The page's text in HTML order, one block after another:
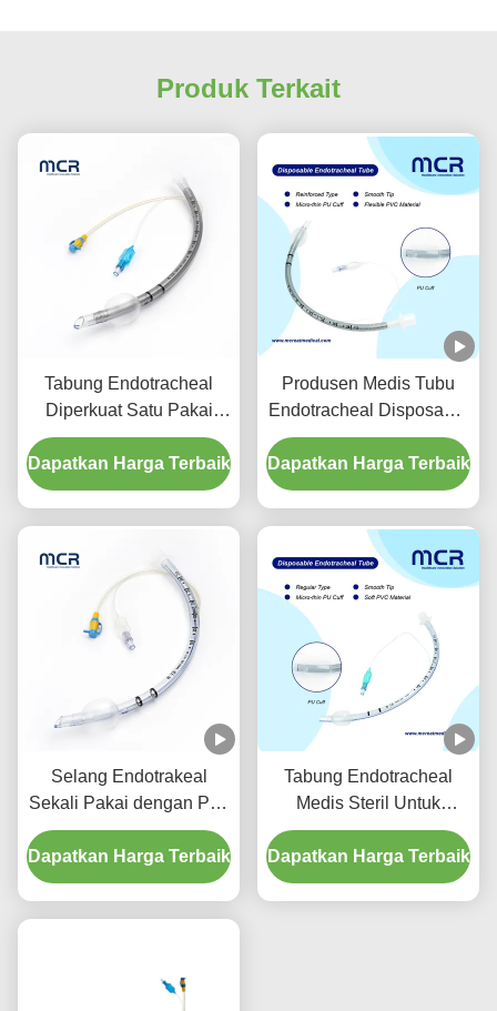
Produk Terkait
Tabung Endotracheal
Diperkuat Satu Pakai
Dengan Port Penyedutan
Untuk Pencegahan VAP
Dapatkan Harga Terbaik
Produsen Medis Tubu
Endotracheal Disposable
Diperkuat Bebas DEHP
Dapatkan Harga Terbaik
Selang Endotrakeal
Sekali Pakai dengan Port
Suction - PVC
Transparan Bebas DEHP
untuk Jaminan Kualitas
Dapatkan Harga Terbaik
Tabung Endotracheal
Medis Steril Untuk
Semua Ukuran Dengan
CE ISO
Dapatkan Harga Terbaik